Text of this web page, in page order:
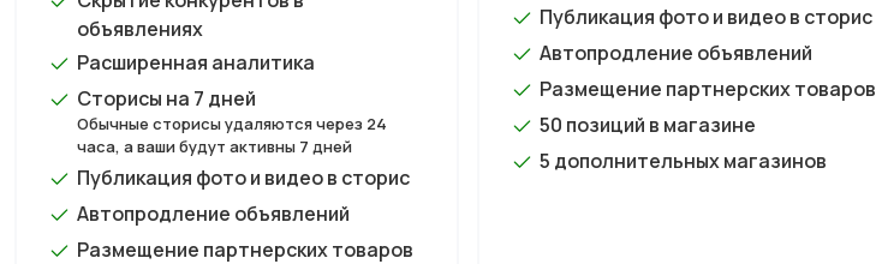
объявлениях
Расширенная аналитика
Сторисы на 7 дней
Обычные сторисы удаляются через 24
часа, а ваши будут активны 7 дней
Публикация фото и видео в сторис
Автопродление объявлений
Размещение партнерских товаров
Публикация фото и видео в сторис
Автопродление объявлений
Размещение партнерских товаров
50 позиций в магазине
5 дополнительных магазинов